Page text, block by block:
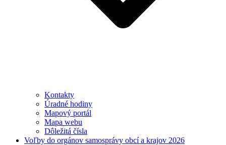
Kontakty
Úradné hodiny
Mapový portál
Mapa webu
Dôležitá čísla
Voľby do orgánov samosprávy obcí a krajov 2026